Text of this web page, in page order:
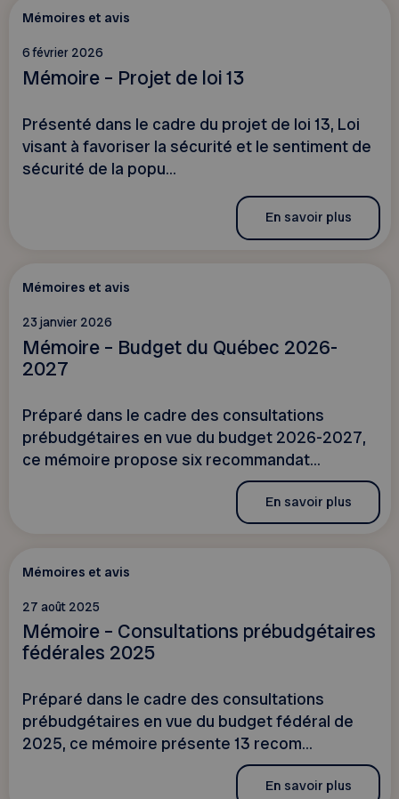
Mémoires et avis
6 février 2026
Mémoire – Projet de loi 13
Présenté dans le cadre du projet de loi 13, Loi
visant à favoriser la sécurité et le sentiment de
sécurité de la popu...
En savoir plus
Mémoires et avis
23 janvier 2026
Mémoire – Budget du Québec 2026-
2027
Préparé dans le cadre des consultations
prébudgétaires en vue du budget 2026-2027,
ce mémoire propose six recommandat...
En savoir plus
Mémoires et avis
27 août 2025
Mémoire – Consultations prébudgétaires
fédérales 2025
Préparé dans le cadre des consultations
prébudgétaires en vue du budget fédéral de
2025, ce mémoire présente 13 recom...
En savoir plus